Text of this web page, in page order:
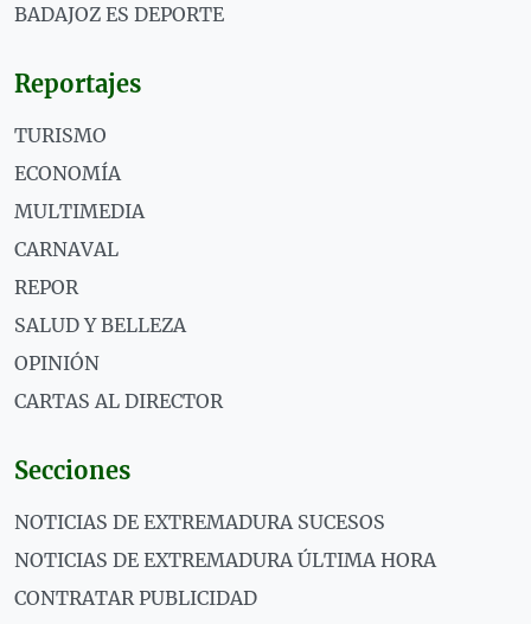
BADAJOZ ES DEPORTE
Reportajes
TURISMO
ECONOMÍA
MULTIMEDIA
CARNAVAL
REPOR
SALUD Y BELLEZA
OPINIÓN
CARTAS AL DIRECTOR
Secciones
NOTICIAS DE EXTREMADURA SUCESOS
NOTICIAS DE EXTREMADURA ÚLTIMA HORA
CONTRATAR PUBLICIDAD